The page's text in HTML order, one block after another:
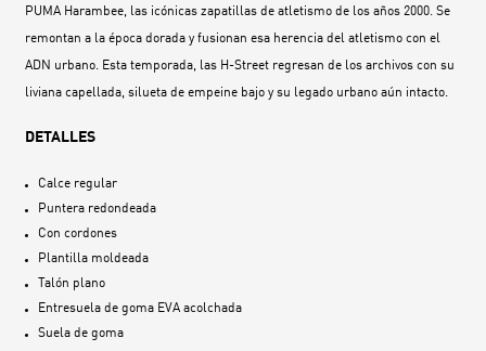
PUMA Harambee, las icónicas zapatillas de atletismo de los años 2000. Se
remontan a la época dorada y fusionan esa herencia del atletismo con el
ADN urbano. Esta temporada, las H-Street regresan de los archivos con su
liviana capellada, silueta de empeine bajo y su legado urbano aún intacto.
DETALLES
Calce regular
Puntera redondeada
Con cordones
Plantilla moldeada
Talón plano
Entresuela de goma EVA acolchada
Suela de goma